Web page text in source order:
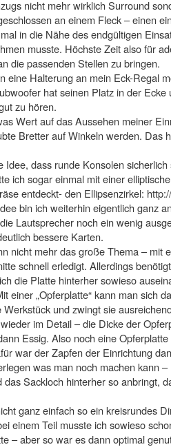
nicht mehr wirklich Surround
an einem Fleck – einen
in die Nähe des endgültigen
musste. Höchste Zeit also für
die passenden Stellen zu bringen.
eine Halterung an mein Eck-Regal
hat seinen Platz in der
zu hören.
Wert auf das Aussehen meiner
Bretter auf Winkeln werden. Das
Idee, dass runde Konsolen
ich sogar einmal mit einer
entdeckt- den Ellipsenzirkel:
bin ich weiterhin eigentlich ganz
Lautsprecher noch ein wenig
bessere Karten.
nicht mehr das große Thema – mit
schnell erledigt. Allerdings
die Platte hinterher sowieso
einer „Opferplatte“ kann man sich
und zwingt sie
im Detail – die Dicke der
Essig. Also noch eine
war der Zapfen der Einrichtung
was man noch machen kann
Sackloch hinterher so anbringt,
ganz einfach so ein kreisrundes
einem Teil musste ich sowieso
– aber so war es dann optimal